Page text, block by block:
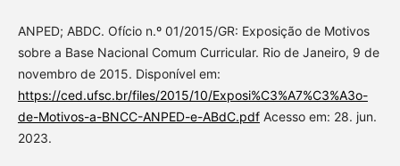
ANPED; ABDC. Ofício n.º 01/2015/GR: Exposição de Motivos
sobre a Base Nacional Comum Curricular. Rio de Janeiro, 9 de
novembro de 2015. Disponível em:
https://ced.ufsc.br/files/2015/10/Exposi%C3%A7%C3%A3o-
de-Motivos-a-BNCC-ANPED-e-ABdC.pdfAcesso em: 28. jun.
2023.